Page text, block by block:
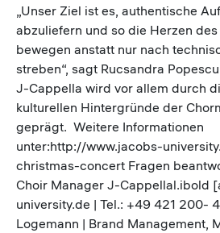
„Unser Ziel ist es, authentische
abzuliefern und so die Herzen
bewegen anstatt nur nach
streben“, sagt Rucsandra
J-Cappella wird vor allem durch
kulturellen Hintergründe der
geprägt. Weitere Informationen
unter:http://www.jacobs-
christmas-concert Fragen
Choir Manager J-Cappellal.ibold
university.de | Tel.: +49 421 200-
Logemann | Brand Management,